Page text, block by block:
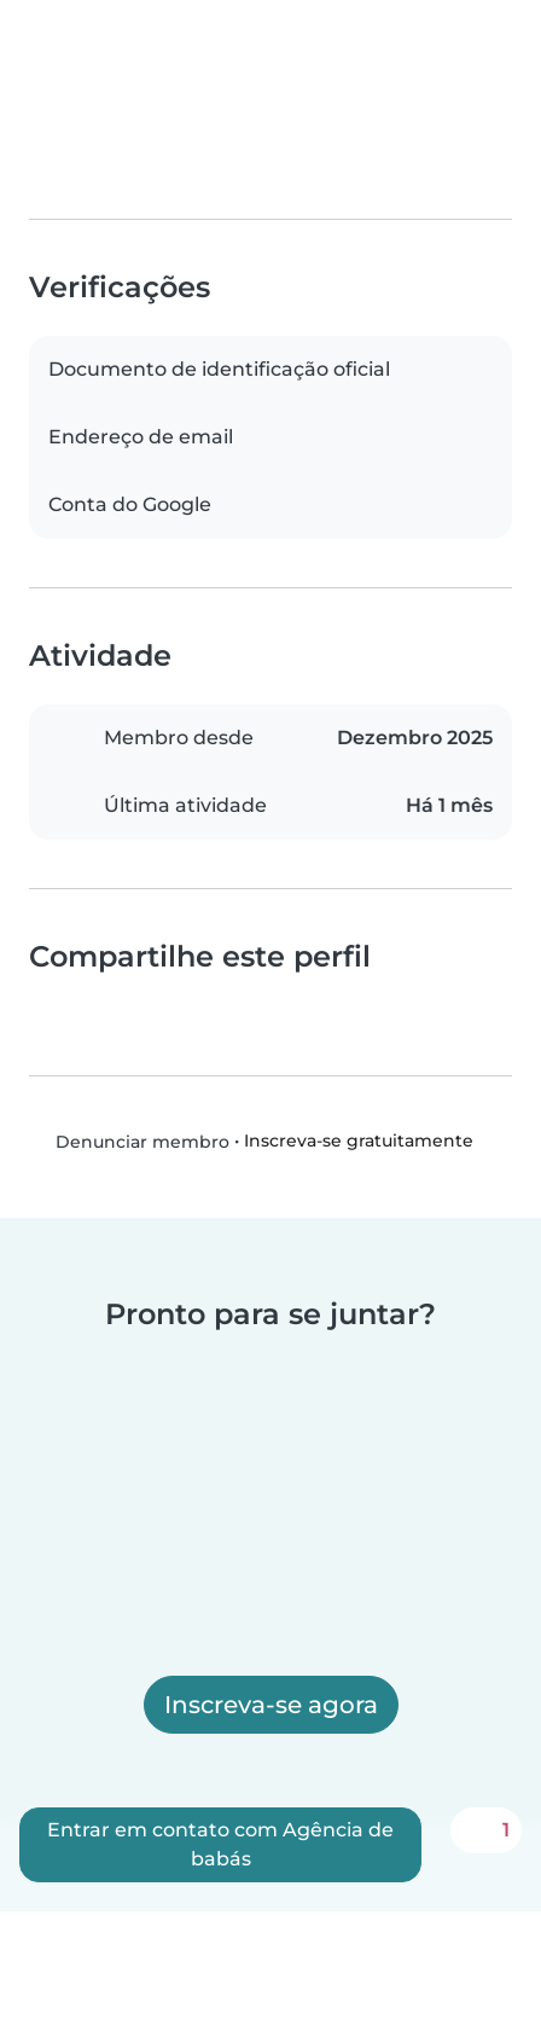
Verificações
Documento de identificação oficial
Endereço de email
Conta do Google
Atividade
Membro desde Dezembro 2025
Última atividade Há 1 mês
Compartilhe este perfil
Denunciar membro• Inscreva-se gratuitamente
Pronto para se juntar?
Inscreva-se agora
Entrar em contato com Agência de
babás
1